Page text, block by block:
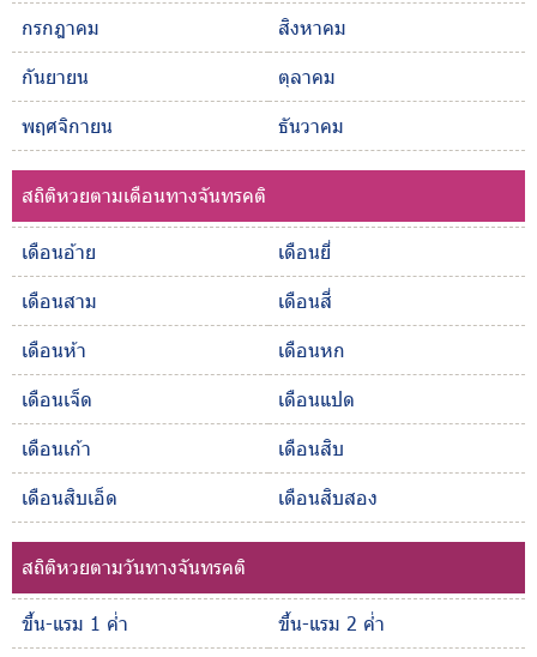
กรกฎาคม
สิงหาคม
กันยายน
ตุลาคม
พฤศจิกายน
ธันวาคม
สถิติหวยตามเดือนทางจันทรคติ
เดือนอ้าย
เดือนยี่
เดือนสาม
เดือนสี่
เดือนห้า
เดือนหก
เดือนเจ็ด
เดือนแปด
เดือนเก้า
เดือนสิบ
เดือนสิบเอ็ด
เดือนสิบสอง
สถิติหวยตามวันทางจันทรคติ
ขึ้น-แรม 1 ค่ำ
ขึ้น-แรม 2 ค่ำ